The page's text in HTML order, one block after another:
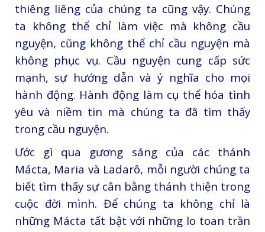
thiêng liêng của chúng ta cũng vậy. Chúng
ta không thể chỉ làm việc mà không cầu
nguyện, cũng không thể chỉ cầu nguyện mà
không phục vụ. Cầu nguyện cung cấp sức
mạnh, sự hướng dẫn và ý nghĩa cho mọi
hành động. Hành động làm cụ thể hóa tình
yêu và niềm tin mà chúng ta đã tìm thấy
trong cầu nguyện.
Ước gì qua gương sáng của các thánh
Mácta, Maria và Ladarô, mỗi người chúng ta
biết tìm thấy sự cân bằng thánh thiện trong
cuộc đời mình. Để chúng ta không chỉ là
những Mácta tất bật với những lo toan trần